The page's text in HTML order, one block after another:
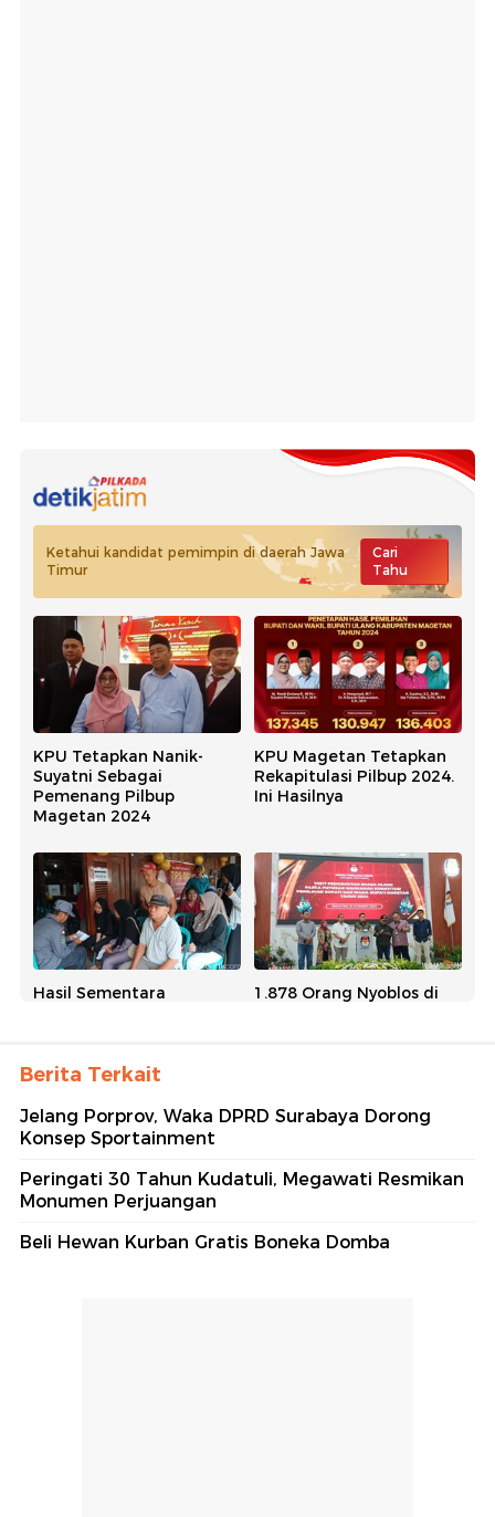
Ketahui kandidat pemimpin di daerah Jawa
Timur
Cari
Tahu
KPU Tetapkan Nanik-
Suyatni Sebagai
Pemenang Pilbup
Magetan 2024
KPU Magetan Tetapkan
Rekapitulasi Pilbup 2024.
Ini Hasilnya
Hasil Sementara
1.878 Orang Nyoblos di
Semangat Pasutri Lansia
Magetan Dijaga Ketat, 2
Berita Terkait
Jelang Porprov, Waka DPRD Surabaya Dorong
Konsep Sportainment
Peringati 30 Tahun Kudatuli, Megawati Resmikan
Monumen Perjuangan
Beli Hewan Kurban Gratis Boneka Domba